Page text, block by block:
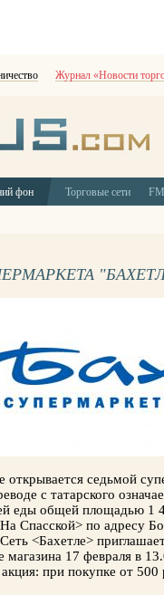
Журнал «Новости
фон Торговые сети
открывается седьмой
с татарского
еды общей площадью 1
Спасской> по адресу
<Бахетле>
магазина 17 февраля в
при покупке от 500